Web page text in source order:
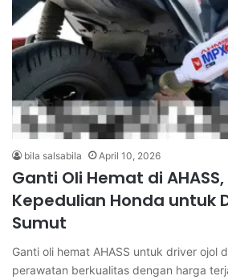
bila salsabila April 10, 2026
Ganti Oli Hemat di AHASS,
Kepedulian Honda untuk
Sumut
Ganti oli hemat AHASS untuk driver ojol
perawatan berkualitas dengan harga